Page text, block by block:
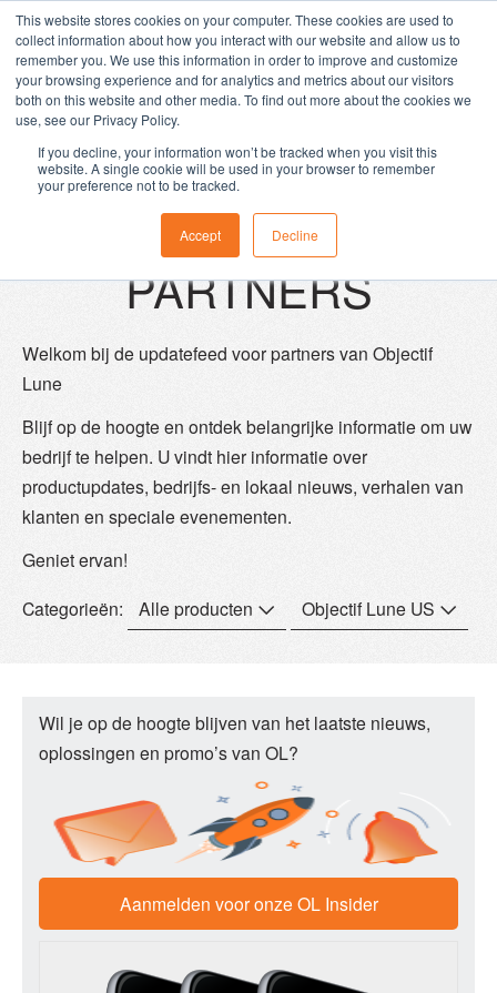
This website stores cookies on your computer. These cookies are used to
collect information about how you interact with our website and allow us to
remember you. We use this information in order to improve and customize
your browsing experience and for analytics and metrics about our visitors
both on this website and other media. To find out more about the cookies we
use, see our Privacy Policy.
If you decline, your information won’t be tracked when you visit this
website. A single cookie will be used in your browser to remember
your preference not to be tracked.
Accept Decline
Objectif Lune joins Upland Software. Learn more
We gebruiken cookies op onze websites. Raadpleeg ons
privacybeleid voor meer informatie over hoewij cookies
gebruiken.
Accepteren
UPDATE VOOR
PARTNERS
Welkom bij de updatefeed voor partners van Objectif
Lune
Blijf op de hoogte en ontdek belangrijke informatie om uw
bedrijf te helpen. U vindt hier informatie over
productupdates, bedrijfs- en lokaal nieuws, verhalen van
klanten en speciale evenementen.
Geniet ervan!
Categorieën:
Alle producten Objectif Lune US
Wil je op de hoogte blijven van het laatste nieuws,
oplossingen en promo’s van OL?
Aanmelden voor onze OL Insider